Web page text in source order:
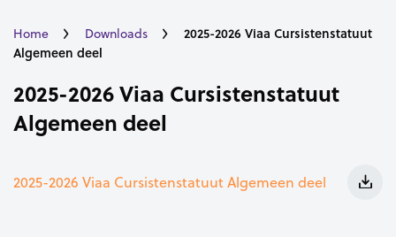
Home Downloads
2025-2026 Viaa Cursistenstatuut
Algemeen deel
2025-2026 Viaa Cursistenstatuut
Algemeen deel
2025-2026 Viaa Cursistenstatuut Algemeen deel